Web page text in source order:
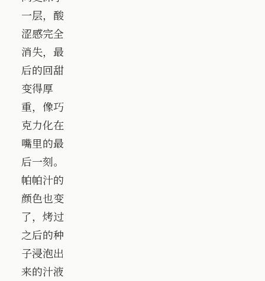
一层，酸
涩感完全
消失，最
后的回甜
变得厚
重，像巧
克力化在
嘴里的最
后一刻。
帕帕汁的
颜色也变
了，烤过
之后的种
子浸泡出
来的汁液